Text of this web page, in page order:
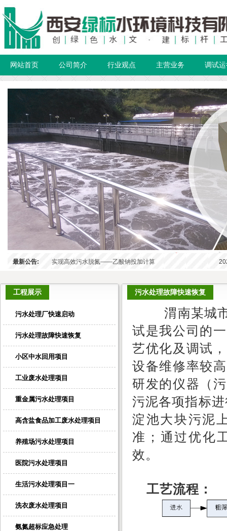
网站首页 公司简介 行业观点 主营业务 调试
最新公告: 实现高效污水脱氮——乙酸钠投加计算
工程展示
污水处理厂快速启动
污水处理故障快速恢复
小区中水回用项目
工业废水处理项目
重金属污水处理项目
高含盐食品加工废水处理项目
养殖场污水处理项目
医院污水处理项目
生活污水处理项目一
洗衣废水处理项目
氨氮超标应急处理
污水处理故障快速恢复
渭南某城市
试是我公司的
艺优化及调试
设备维修率较
研发的仪器（
污泥各项指标
淀池大块污泥
准；通过优化
效。
工艺流程 ：